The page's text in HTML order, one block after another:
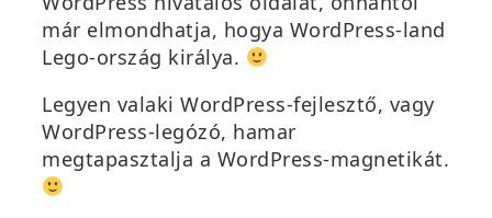
már elmondhatja, hogya WordPress-land
Lego-ország királya.
Legyen valaki WordPress-fejlesztő, vagy
WordPress-legózó, hamar
megtapasztalja a WordPress-magnetikát.